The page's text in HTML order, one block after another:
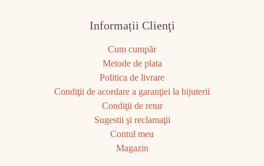
Informații Clienţi
Cum cumpăr
Metode de plata
Politica de livrare
Condiţii de acordare a garanţiei la bijuterii
Condiţii de retur
Sugestii şi reclamaţii
Contul meu
Magazin